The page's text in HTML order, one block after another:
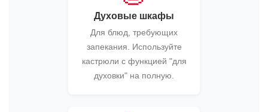
Духовые шкафы
Для блюд, требующих
запекания. Используйте
кастрюли с функцией "для
духовки" на полную.